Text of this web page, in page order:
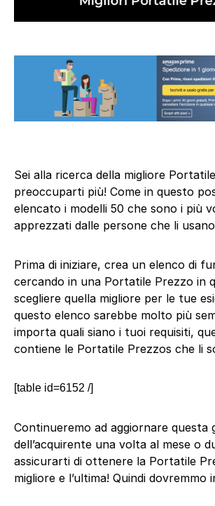
Sei alla ricerca della migliore
preoccuparti più! Come in questo
elencato i modelli 50 che sono i più
apprezzati dalle persone che li
Prima di iniziare, crea un elenco di
cercando in una Portatile Prezzo in
scegliere quella migliore per le tue
questo elenco sarebbe molto più
importa quali siano i tuoi requisiti,
contiene le Portatile Prezzos che li
[table id=6152 /]
Continueremo ad aggiornare questa
dell’acquirente una volta al mese o
assicurarti di ottenere la Portatile
migliore e l’ultima! Quindi dovremmo